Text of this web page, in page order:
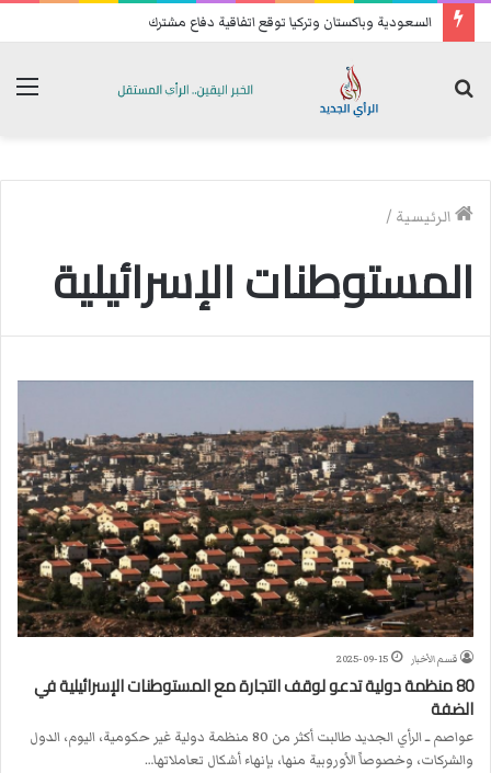
السعودية وباكستان وتركيا توقع اتفاقية دفاع مشترك
الرئيسية /
المستوطنات الإسرائيلية
قسم الأخبار 2025-09-15
80 منظمة دولية تدعو لوقف التجارة مع المستوطنات الإسرائيلية في
الضفة
عواصم ــ الرأي الجديد طالبت أكثر من 80 منظمة دولية غير حكومية، اليوم، الدول
والشركات، وخصوصاً الأوروبية منها، بإنهاء أشكال تعاملاتها…